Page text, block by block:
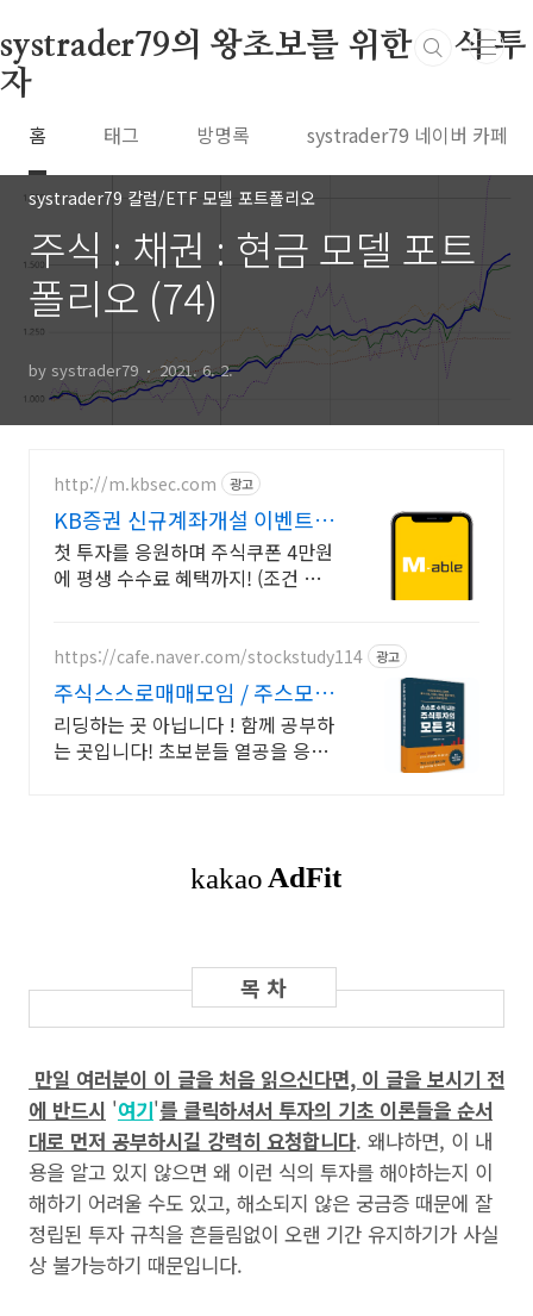
systrader79의 왕초보를 위한 주식 투
자
홈 태그 방명록 systrader79 네이버 카페
systrader79 칼럼/ETF 모델 포트폴리오
주식 : 채권 : 현금 모델 포트
폴리오 (74)
by systrader79 2021. 6. 2.
http://m.kbsec.com 광고
KB증권 신규계좌개설 이벤트
국내주식쿠폰 최대 5만원
첫 투자를 응원하며 주식쿠폰 4만원
에 평생 수수료 혜택까지! (조건 충
https://cafe.naver.com/stockstudy114 광고
주식스스로매매모임 / 주스모
스스로 공부법을 배웁니다 !
리딩하는 곳 아닙니다 ! 함께 공부하
는 곳입니다! 초보분들 열공을 응원
만일 여러분이 이 글을 처음 읽으신다면, 이 글을 보시기 전
에 반드시 '여기'를 클릭하셔서 투자의 기초 이론들을 순서
대로 먼저 공부하시길 강력히 요청합니다. 왜냐하면, 이 내
용을 알고 있지 않으면 왜 이런 식의 투자를 해야하는지 이
해하기 어려울 수도 있고, 해소되지 않은 궁금증 때문에 잘
정립된 투자 규칙을 흔들림없이 오랜 기간 유지하기가 사실
상 불가능하기 때문입니다.